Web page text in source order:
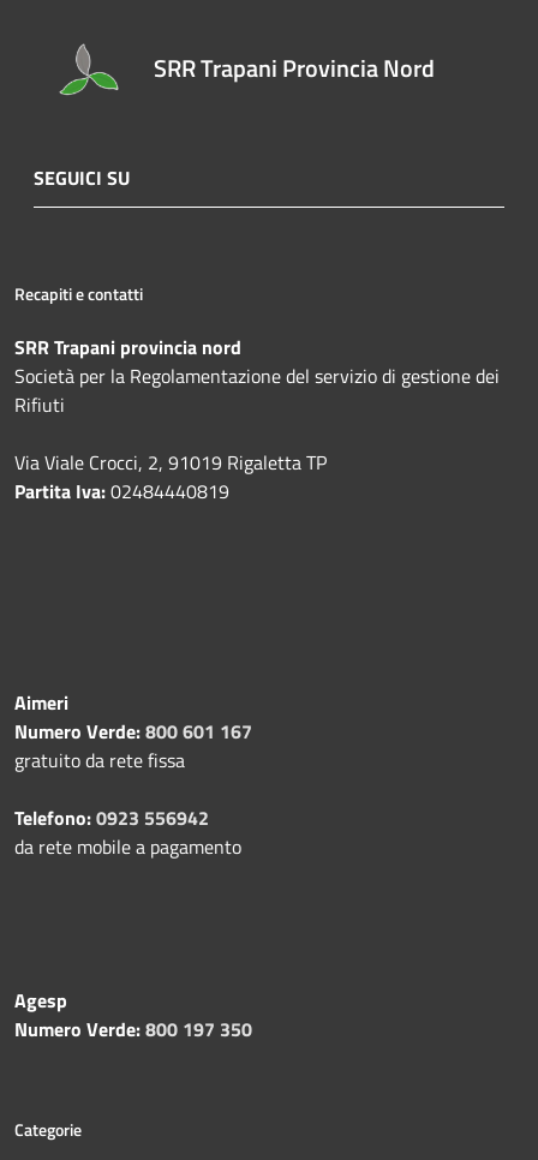
SRR Trapani Provincia Nord
SEGUICI SU
Recapiti e contatti
SRR Trapani provincia nord
Società per la Regolamentazione del servizio di gestione dei
Rifiuti
Via Viale Crocci, 2, 91019 Rigaletta TP
Partita Iva:02484440819
Aimeri
Numero Verde:800 601 167
gratuito da rete fissa
Telefono:0923 556942
da rete mobile a pagamento
Agesp
Numero Verde:800 197 350
Categorie